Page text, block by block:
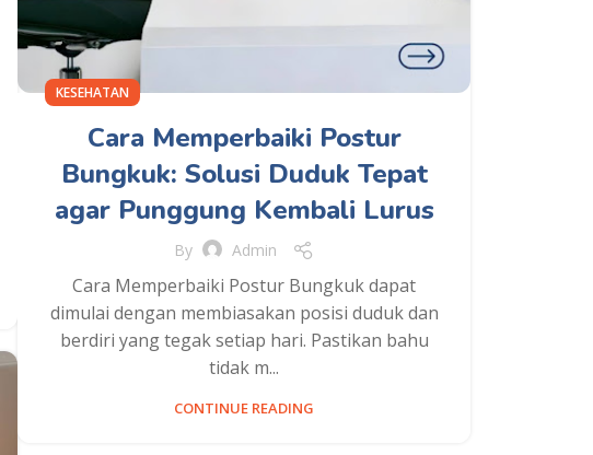
KESEHATAN
Cara Memperbaiki Postur
Bungkuk: Solusi Duduk Tepat
agar Punggung Kembali Lurus
By Admin
Cara Memperbaiki Postur Bungkuk dapat
dimulai dengan membiasakan posisi duduk dan
berdiri yang tegak setiap hari. Pastikan bahu
tidak m...
CONTINUE READING